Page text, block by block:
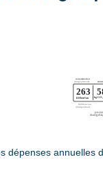
dépenses annuelles